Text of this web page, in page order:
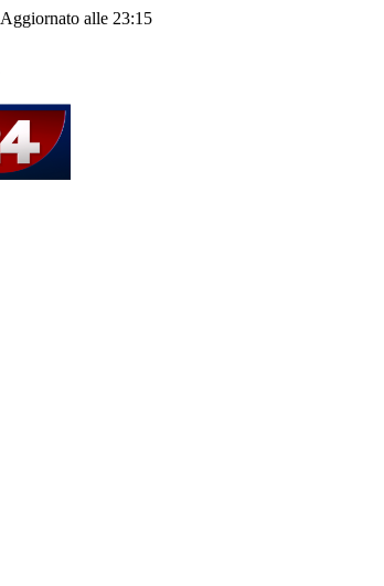
Aggiornato alle 23:15